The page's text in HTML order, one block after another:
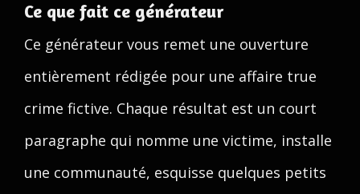
Ce que fait ce générateur
Ce générateur vous remet une ouverture
entièrement rédigée pour une affaire true
crime fictive. Chaque résultat est un court
paragraphe qui nomme une victime, installe
une communauté, esquisse quelques petits